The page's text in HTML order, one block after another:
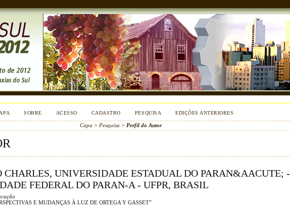
SOBRE ACESSO CADASTRO PESQUISA EDIÇÕES ANTERIORES
Capa > Pesquisa > Perfil do Autor
UNIVERSIDADE ESTADUAL DO PARAN&AACUTE; -
FEDERAL DO PARAN-A - UFPR, BRASIL
E MUDANÇAS À LUZ DE ORTEGA Y GASSET”